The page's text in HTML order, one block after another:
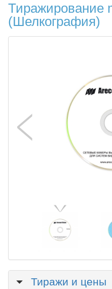
Тиражирование
(Шелкография)
Скрыть
Тиражи и цены